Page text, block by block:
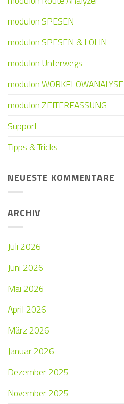
modulon SPESEN
modulon SPESEN & LOHN
modulon Unterwegs
modulon WORKFLOWANALYSE
modulon ZEITERFASSUNG
Support
Tipps & Tricks
NEUESTE KOMMENTARE
ARCHIV
Juli 2026
Juni 2026
Mai 2026
April 2026
März 2026
Januar 2026
Dezember 2025
November 2025